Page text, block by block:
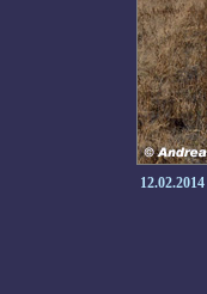
12.02.2014